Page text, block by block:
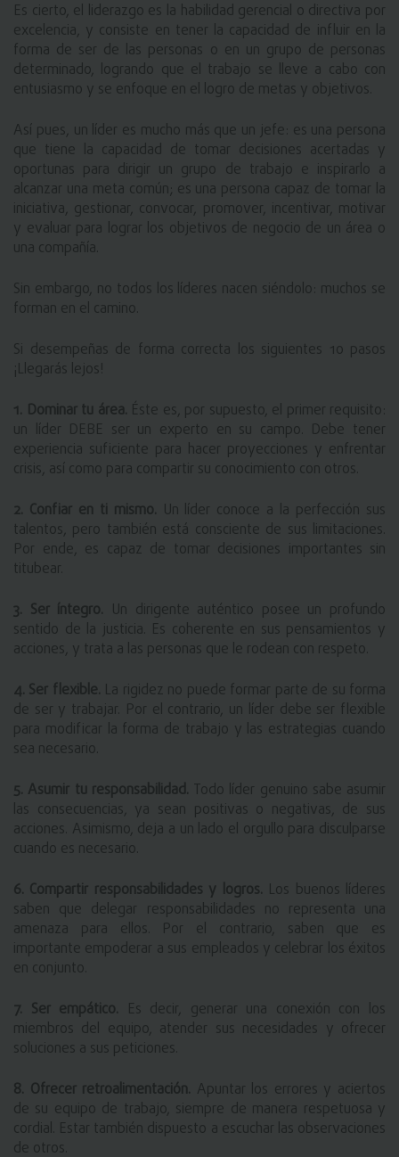
Es cierto, el liderazgo es la habilidad gerencial o directiva por
excelencia, y consiste en tener la capacidad de influir en la
forma de ser de las personas o en un grupo de personas
determinado, logrando que el trabajo se lleve a cabo con
entusiasmo y se enfoque en el logro de metas y objetivos.
Así pues, un líder es mucho más que un jefe: es una persona
que tiene la capacidad de tomar decisiones acertadas y
oportunas para dirigir un grupo de trabajo e inspirarlo a
alcanzar una meta común; es una persona capaz de tomar la
iniciativa, gestionar, convocar, promover, incentivar, motivar
y evaluar para lograr los objetivos de negocio de un área o
una compañía.
Sin embargo, no todos los líderes nacen siéndolo: muchos se
forman en el camino.
Si desempeñas de forma correcta los siguientes 10 pasos
¡Llegarás lejos!
1. Dominar tu área. Éste es, por supuesto, el primer requisito:
un líder DEBE ser un experto en su campo. Debe tener
experiencia suficiente para hacer proyecciones y enfrentar
crisis, así como para compartir su conocimiento con otros.
2. Confiar en ti mismo. Un líder conoce a la perfección sus
talentos, pero también está consciente de sus limitaciones.
Por ende, es capaz de tomar decisiones importantes sin
titubear.
3. Ser íntegro. Un dirigente auténtico posee un profundo
sentido de la justicia. Es coherente en sus pensamientos y
acciones, y trata a las personas que le rodean con respeto.
4. Ser flexible. La rigidez no puede formar parte de su forma
de ser y trabajar. Por el contrario, un líder debe ser flexible
para modificar la forma de trabajo y las estrategias cuando
sea necesario.
5. Asumir tu responsabilidad. Todo líder genuino sabe asumir
las consecuencias, ya sean positivas o negativas, de sus
acciones. Asimismo, deja a un lado el orgullo para disculparse
cuando es necesario.
6. Compartir responsabilidades y logros. Los buenos líderes
saben que delegar responsabilidades no representa una
amenaza para ellos. Por el contrario, saben que es
importante empoderar a sus empleados y celebrar los éxitos
en conjunto.
7. Ser empático. Es decir, generar una conexión con los
miembros del equipo, atender sus necesidades y ofrecer
soluciones a sus peticiones.
8. Ofrecer retroalimentación. Apuntar los errores y aciertos
de su equipo de trabajo, siempre de manera respetuosa y
cordial. Estar también dispuesto a escuchar las observaciones
de otros.